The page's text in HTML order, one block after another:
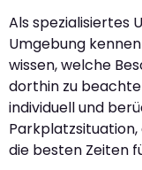
Als spezialisiertes
Umgebung
wissen, welche
dorthin zu
individuell und
die besten Zeiten